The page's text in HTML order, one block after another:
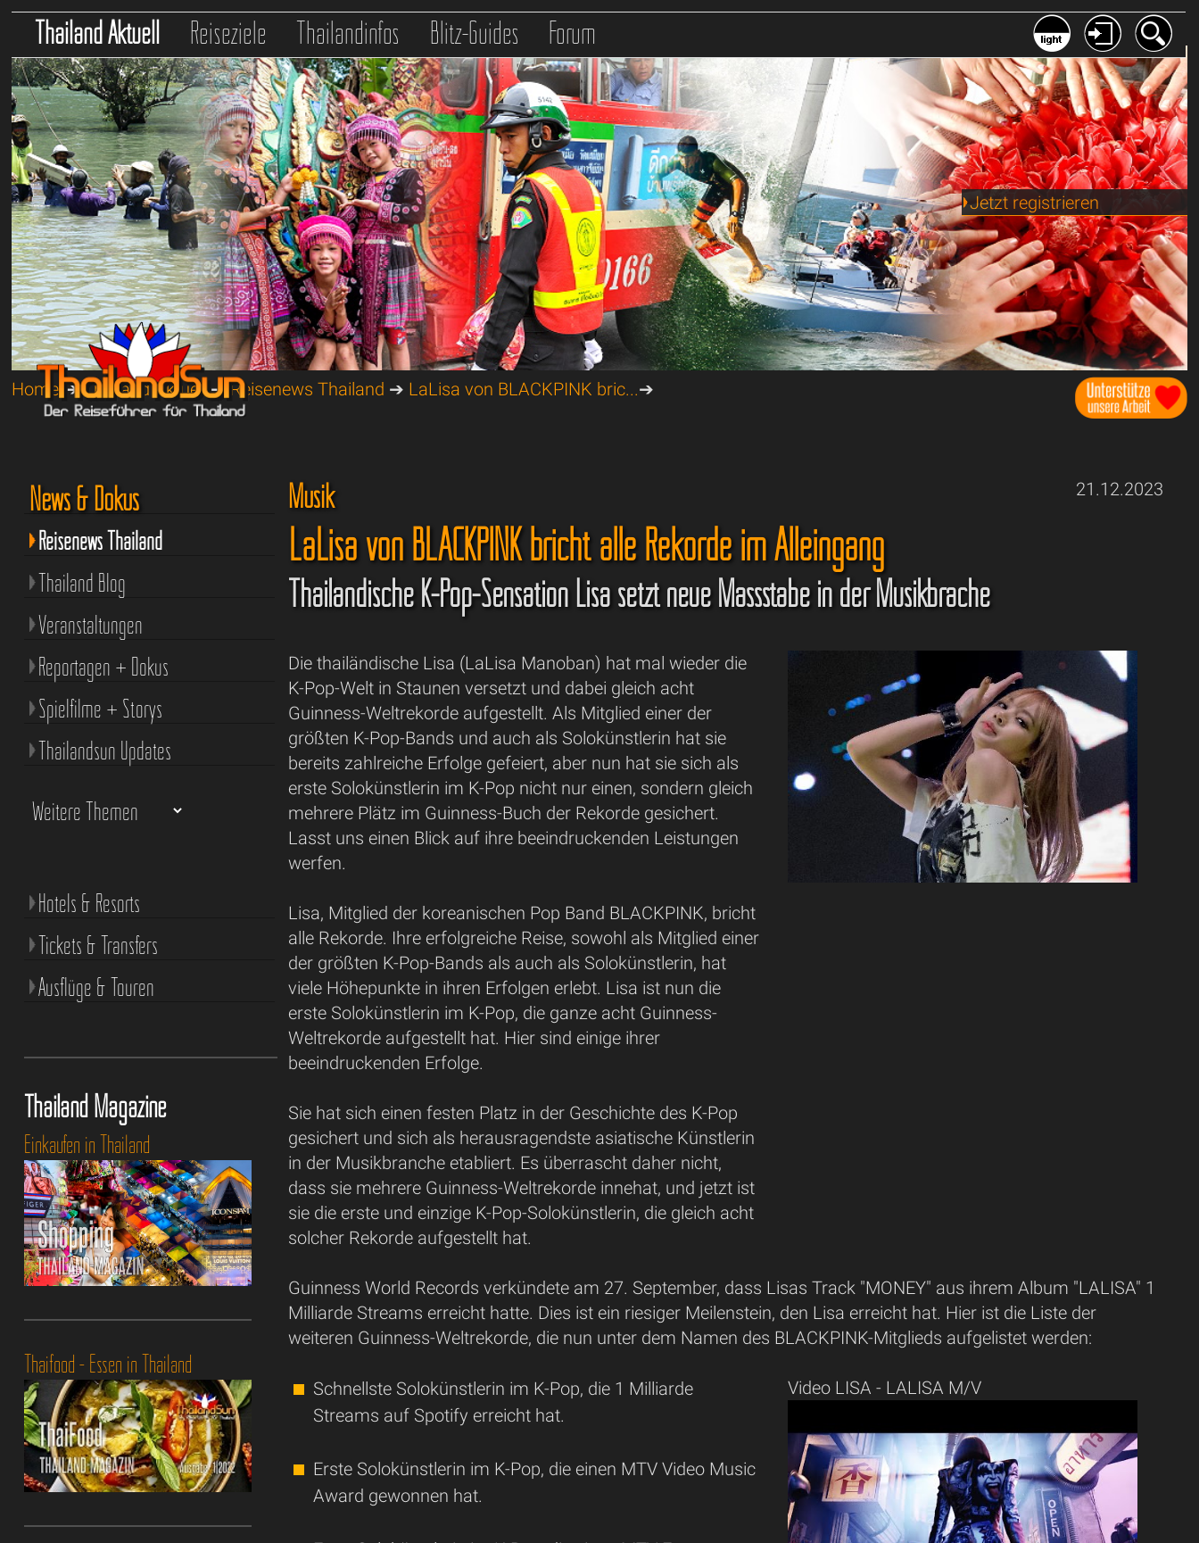
Thailand Aktuell Reiseziele Thailandinfos Blitz-Guides Forum
Jetzt registrieren
Home➔Thailand Aktuell➔Reisenews Thailand ➔ LaLisa von BLACKPINK bric...➔
21.12.2023
Musik
LaLisa von BLACKPINK bricht alle Rekorde im Alleingang
Thailändische K-Pop-Sensation Lisa setzt neue Massstäbe in der Musikbrache
Die thailändische Lisa (LaLisa Manoban) hat mal wieder die
K-Pop-Welt in Staunen versetzt und dabei gleich acht
Guinness-Weltrekorde aufgestellt. Als Mitglied einer der
größten K-Pop-Bands und auch als Solokünstlerin hat sie
bereits zahlreiche Erfolge gefeiert, aber nun hat sie sich als
erste Solokünstlerin im K-Pop nicht nur einen, sondern gleich
mehrere Plätz im Guinness-Buch der Rekorde gesichert.
Lasst uns einen Blick auf ihre beeindruckenden Leistungen
werfen.
Lisa, Mitglied der koreanischen Pop Band BLACKPINK, bricht
alle Rekorde. Ihre erfolgreiche Reise, sowohl als Mitglied einer
der größten K-Pop-Bands als auch als Solokünstlerin, hat
viele Höhepunkte in ihren Erfolgen erlebt. Lisa ist nun die
erste Solokünstlerin im K-Pop, die ganze acht Guinness-
Weltrekorde aufgestellt hat. Hier sind einige ihrer
beeindruckenden Erfolge.
Sie hat sich einen festen Platz in der Geschichte des K-Pop
gesichert und sich als herausragendste asiatische Künstlerin
in der Musikbranche etabliert. Es überrascht daher nicht,
dass sie mehrere Guinness-Weltrekorde innehat, und jetzt ist
sie die erste und einzige K-Pop-Solokünstlerin, die gleich acht
solcher Rekorde aufgestellt hat.
Guinness World Records verkündete am 27. September, dass Lisas Track "MONEY" aus ihrem Album "LALISA" 1
Milliarde Streams erreicht hatte. Dies ist ein riesiger Meilenstein, den Lisa erreicht hat. Hier ist die Liste der
weiteren Guinness-Weltrekorde, die nun unter dem Namen des BLACKPINK-Mitglieds aufgelistet werden:
Video LISA - LALISA M/V
Schnellste Solokünstlerin im K-Pop, die 1 Milliarde
Streams auf Spotify erreicht hat.
Erste Solokünstlerin im K-Pop, die einen MTV Video Music
Award gewonnen hat.
News & Dokus
Reisenews Thailand
Thailand Blog
Veranstaltungen
Reportagen + Dokus
Spielfilme + Storys
Thailandsun Updates
Hotels & Resorts
Tickets & Transfers
Ausflüge & Touren
Thailand Magazine
Einkaufen in Thailand
Thaifood - Essen in Thailand